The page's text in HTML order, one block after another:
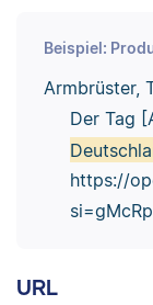
Beispiel:
Armbrüster,
Der Tag
https://
URL